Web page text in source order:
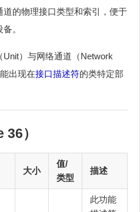
的物理接口类型和索引，便于
。
）与网络通道（Network
出现在接口描述符的类特定部
）
大小
值/
类型
描述
此功能